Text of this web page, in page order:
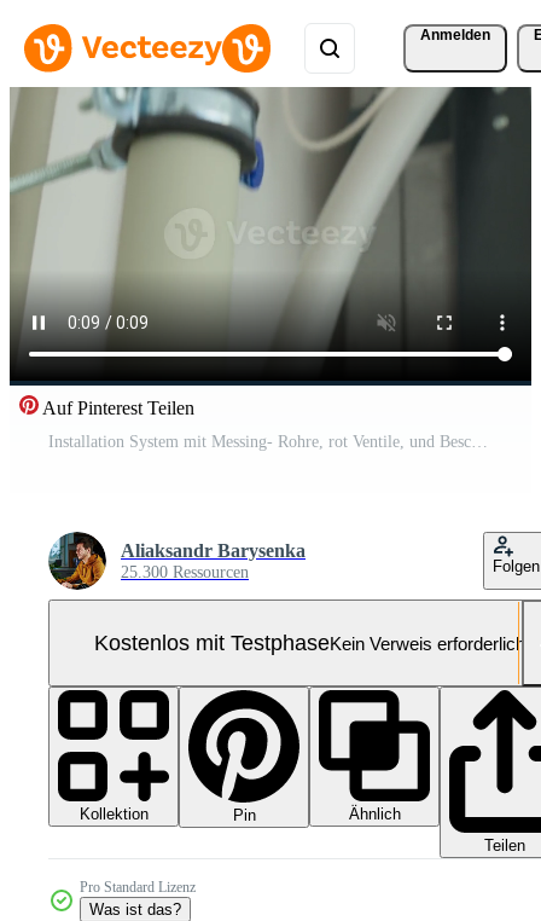
Anmelden
Auf Pinterest Teilen
Installation System mit Messing- Rohre, rot Ventile, und Beschläge. Heizung System Pro Video
Aliaksandr Barysenka
25.300 Ressourcen Folgen
Kostenlos mit TestphaseKein Verweis erforderlich
Kollektion Pin
Ähnlich
Teilen
Pro Standard Lizenz
Was ist das?